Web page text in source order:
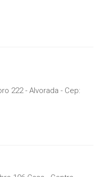
222 - Alvorada - Cep: